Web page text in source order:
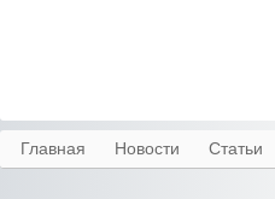
Главная Новости Статьи